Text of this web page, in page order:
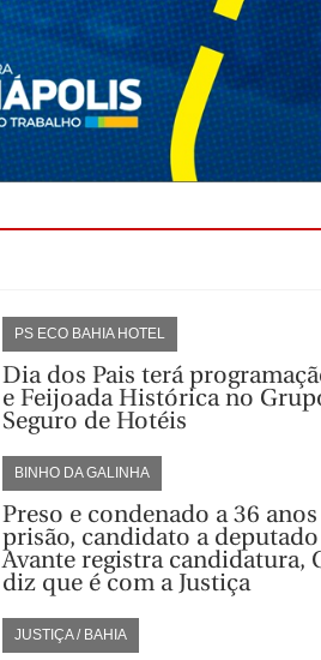
PS ECO BAHIA HOTEL
Dia dos Pais terá
e Feijoada Histórica no
Seguro de Hotéis
BINHO DA GALINHA
Preso e condenado a 36
prisão, candidato a
Avante registra candidatura,
diz que é com a Justiça
JUSTIÇA / BAHIA